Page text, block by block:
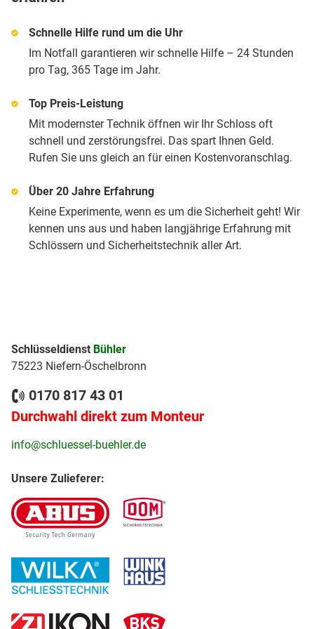
Schnelle Hilfe rund um die Uhr
Im Notfall garantieren wir schnelle Hilfe – 24 Stunden
pro Tag, 365 Tage im Jahr.
Top Preis-Leistung
Mit modernster Technik öffnen wir Ihr Schloss oft
schnell und zerstörungsfrei. Das spart Ihnen Geld.
Rufen Sie uns gleich an für einen Kostenvoranschlag.
Über 20 Jahre Erfahrung
Keine Experimente, wenn es um die Sicherheit geht! Wir
kennen uns aus und haben langjährige Erfahrung mit
Schlössern und Sicherheitstechnik aller Art.
Schlüsseldienst Bühler
75223 Niefern-Öschelbronn
0170 817 43 01
Durchwahl direkt zum Monteur
info@schluessel-buehler.de
Unsere Zulieferer: